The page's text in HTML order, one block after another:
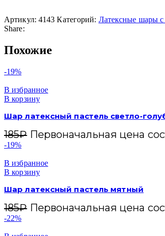
Артикул: 4143Категорий: Латексные шары
Share:
Похожие
-19%
В избранное
В корзину
Шар латексный пастель светло-
185₽ Первоначальная цена
-19%
В избранное
В корзину
Шар латексный пастель мятный
185₽ Первоначальная цена
-22%